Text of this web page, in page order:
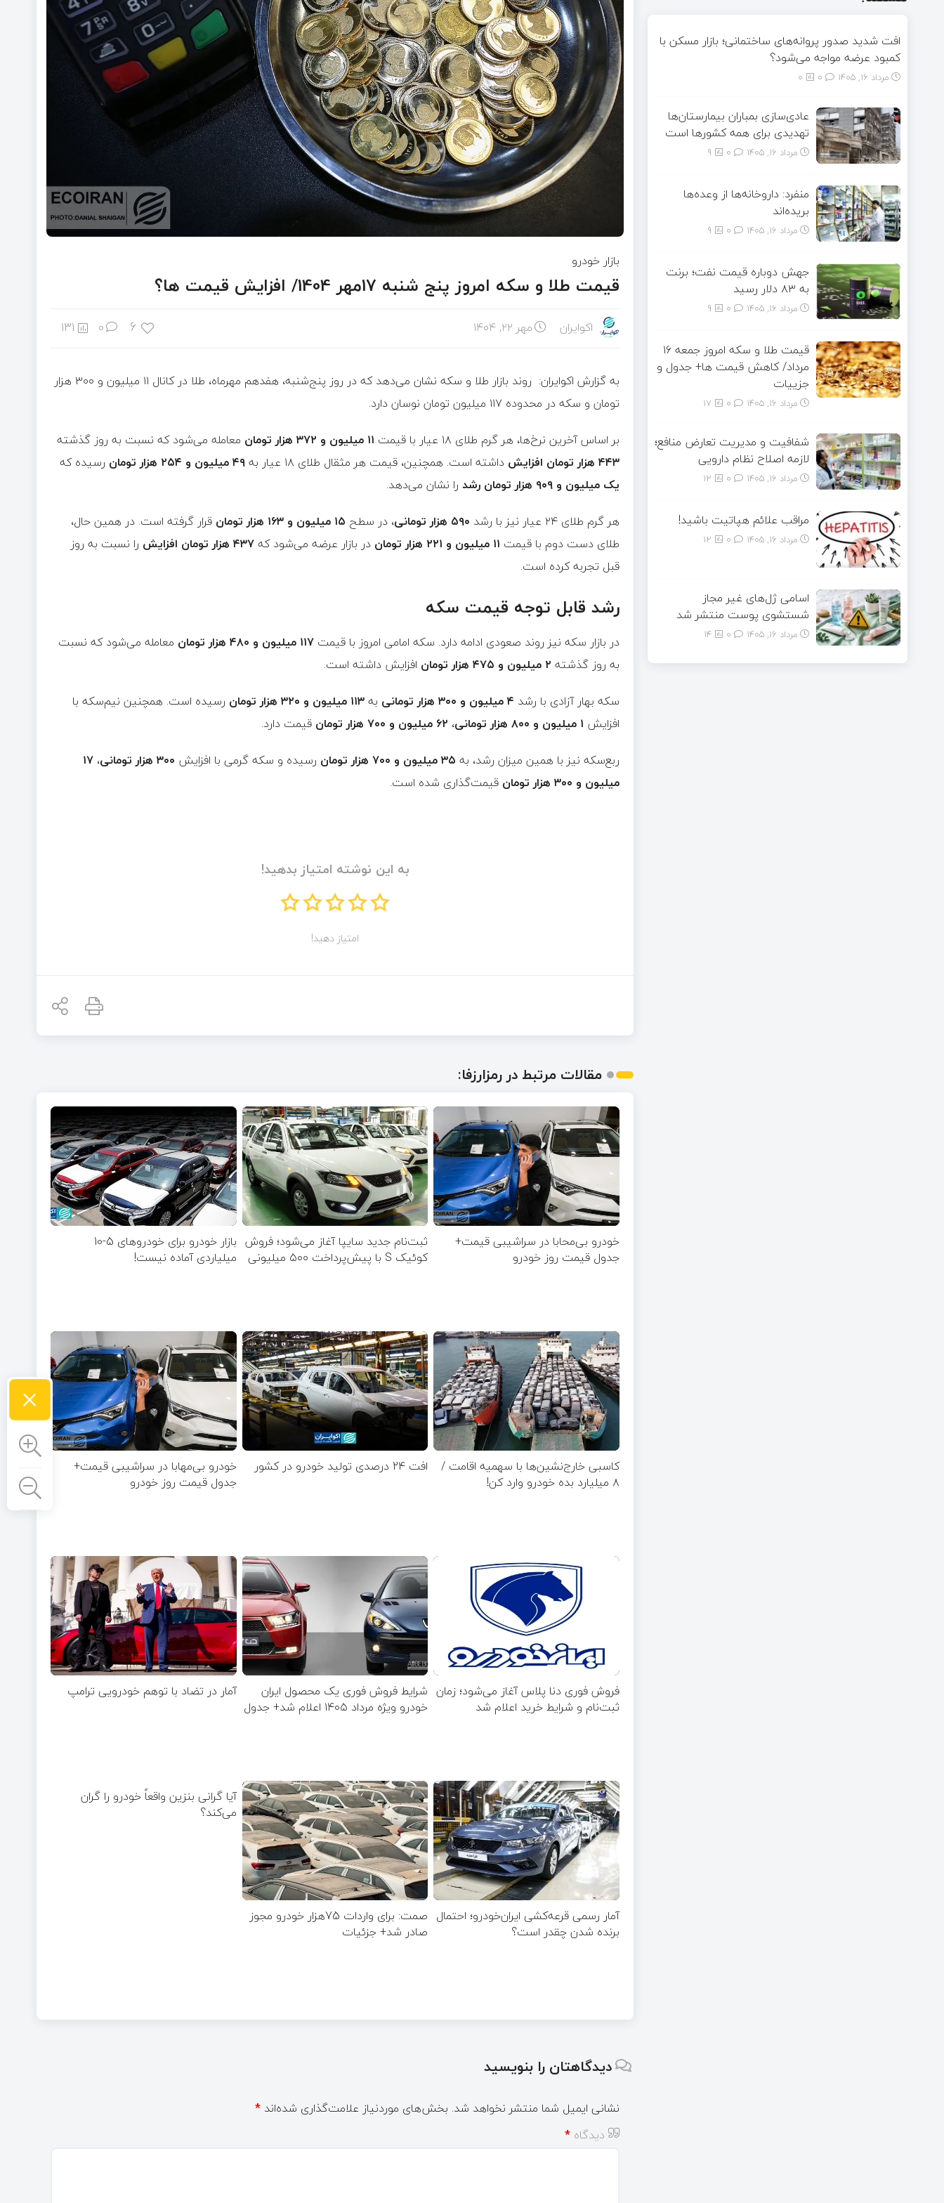
بازار خودرو
قیمت طلا و سکه امروز پنج شنبه 17مهر 1404/ افزایش قیمت ها؟
اکوایران مهر ۲۲, ۱۴۰۴ 6
0
131
به گزارش اکوایران: روند بازار طلا و سکه نشان می‌دهد که در روز پنج‌شنبه، هفدهم مهرماه، طلا در کانال ۱۱ میلیون و ۳۰۰ هزار
تومان و سکه در محدوده ۱۱۷ میلیون تومان نوسان دارد.
بر اساس آخرین نرخ‌ها، هر گرم طلای ۱۸ عیار با قیمت
۱۱ میلیون و ۳۷۲ هزار تومان
معامله می‌شود که نسبت به روز گذشته
۴۴۳ هزار تومان افزایش
داشته است. همچنین، قیمت هر مثقال طلای ۱۸ عیار به ۴۹ میلیون و ۲۵۴ هزار تومان
رسیده که
یک میلیون و ۹۰۹ هزار تومان رشد
را نشان می‌دهد.
هر گرم طلای ۲۴ عیار نیز با رشد
۵۹۰ هزار تومانی ، در سطح ۱۵ میلیون و ۱۶۳ هزار تومان
قرار گرفته است. در همین حال،
طلای دست دوم با قیمت ۱۱ میلیون و ۲۲۱ هزار تومان در بازار عرضه می‌شود که۴۳۷ هزار تومان افزایش
را نسبت به روز
قبل تجربه کرده است.
رشد قابل توجه قیمت سکه
در بازار سکه نیز روند صعودی ادامه دارد. سکه امامی امروز با قیمت ۱۱۷ میلیون و ۴۸۰ هزار تومان
معامله می‌شود که نسبت
به روز گذشته ۲ میلیون و ۴۷۵ هزار تومان
افزایش داشته است.
سکه بهار آزادی با رشد ۴ میلیون و ۳۰۰ هزار تومانی به۱۱۳ میلیون و ۳۲۰ هزار تومان
رسیده است. همچنین نیم‌سکه با
افزایش ۱ میلیون و ۸۰۰ هزار تومانی ، ۶۲ میلیون و ۷۰۰ هزار تومان
قیمت دارد.
ربع‌سکه نیز با همین میزان رشد، به ۳۵ میلیون و ۷۰۰ هزار تومان رسیده و سکه گرمی با افزایش ۳۰۰ هزار تومانی ، ۱۷
میلیون و ۳۰۰ هزار تومان
قیمت‌گذاری شده است.
به این نوشته امتیاز بدهید!
امتیاز دهید!
مقالات مرتبط در رمزارزفا:
خودرو بی‌محابا در سراشیبی قیمت+
جدول قیمت روز خودرو
ثبت‌نام جدید سایپا آغاز می‌شود؛ فروش
کوئیک S با پیش‌پرداخت ۵۰۰ میلیونی
بازار خودرو برای خودروهای 5-10
میلیاردی آماده نیست!
کاسبی خارج‌نشین‌ها با سهمیه اقامت /
۸ میلیارد بده خودرو وارد کن!
افت 24 درصدی تولید خودرو در کشور
خودرو بی‌مهابا در سراشیبی قیمت+
جدول قیمت روز خودرو
فروش فوری دنا پلاس آغاز می‌شود؛ زمان
ثبت‌نام و شرایط خرید اعلام شد
شرایط فروش فوری یک محصول ایران
خودرو ویژه مرداد ۱۴۰۵ اعلام شد+ جدول
آمار در تضاد با توهم خودرویی ترامپ
آمار رسمی قرعه‌کشی ایران‌خودرو؛ احتمال
برنده شدن چقدر است؟
صمت: برای واردات 75هزار خودرو مجوز
صادر شد+ جزئیات
آیا گرانی بنزین واقعاً خودرو را گران
می‌کند؟
دیدگاهتان را بنویسید
نشانی ایمیل شما منتشر نخواهد شد. بخش‌های موردنیاز علامت‌گذاری شده‌اند *
دیدگاه *
افت شدید صدور پروانه‌های ساختمانی؛ بازار مسکن با
کمبود عرضه مواجه می‌شود؟
مرداد ۱۶, ۱۴۰۵ 0
عادی‌سازی بمباران بیمارستان‌ها
تهدیدی برای همه کشورها است
مرداد ۱۶, ۱۴۰۵ 9
منفرد: داروخانه‌ها از وعده‌ها
بریده‌اند
مرداد ۱۶, ۱۴۰۵ 9
جهش دوباره قیمت نفت؛ برنت
به ۸۳ دلار رسید
مرداد ۱۶, ۱۴۰۵ 9
قیمت طلا و سکه امروز جمعه ۱۶
مرداد/ کاهش قیمت ها+ جدول و
جزییات
مرداد ۱۶, ۱۴۰۵ 17
شفافیت و مدیریت تعارض منافع؛
لازمه اصلاح نظام دارویی
مرداد ۱۶, ۱۴۰۵ 12
مراقب علائم هپاتیت باشید!
مرداد ۱۶, ۱۴۰۵ 12
اسامی ژل‌های غیر مجاز
شستشوی پوست منتشر شد
مرداد ۱۶, ۱۴۰۵ 14
×